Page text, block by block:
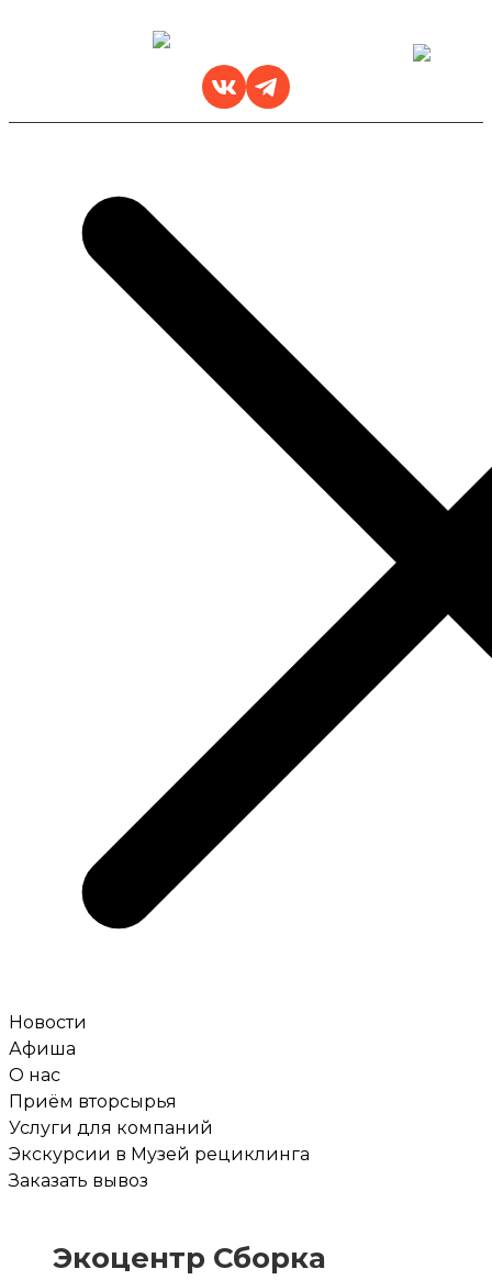
Новости
Афиша
О нас
Приём вторсырья
Услуги для компаний
Экскурсии в Музей рециклинга
Заказать вывоз
Экоцентр Сборка